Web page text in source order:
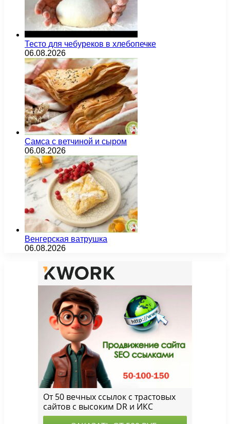
Тесто для чебуреков в хлебопечке
06.08.2026
Самса с ветчиной и сыром
06.08.2026
Венгерская ватрушка
06.08.2026